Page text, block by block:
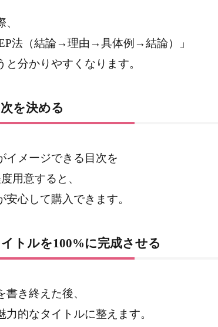
、
法（結論→理由→具体例→結論）」
と分かりやすくなります。
を決める
イメージできる目次を
用意すると、
安心して購入できます。
トルを100%に完成させる
書き終えた後、
力的なタイトルに整えます。